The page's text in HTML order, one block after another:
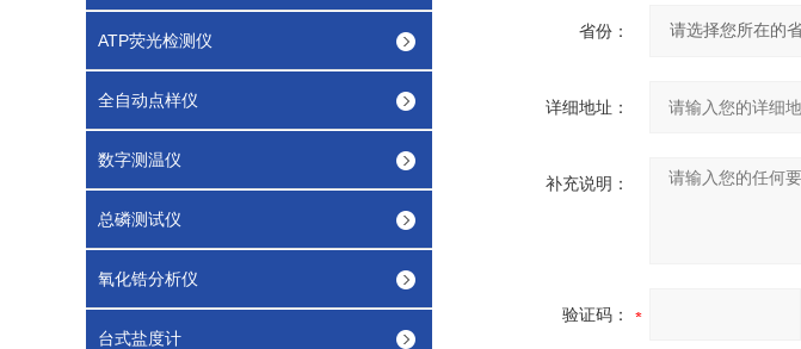
ATP荧光检测仪
全自动点样仪
数字测温仪
总磷测试仪
氧化锆分析仪
台式盐度计
省份：
详细地址：
补充说明：
验证码：